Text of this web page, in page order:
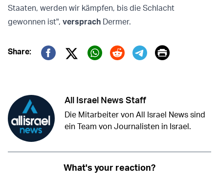
Staaten, werden wir kämpfen, bis die Schlacht
gewonnen ist", versprach Dermer.
Share:
Twitter (X)
Print
All Israel News Staff
Die Mitarbeiter von All Israel News sind
ein Team von Journalisten in Israel.